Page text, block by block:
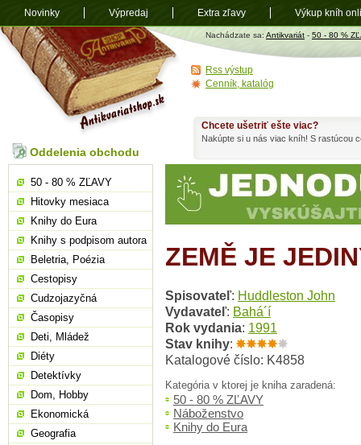
Antikvariát
shop.sk
Nachádzate sa: Antikvariát - 50 - 80 %
ZEMĚ JE
Spisovateľ: Huddleston John
Vydavateľ: Bahá´í
Rok vydania: 1991
Stav knihy:
Katalogové číslo: K4858
Kategória v ktorej je kniha zaradená:
50 - 80 % ZĽAVY
Náboženstvo
Knihy do Eura
Chcete ušetriť ešte viac?
Nakúpte si u nás viac kníh! S rastúcou
Oddelenia obchodu
50 - 80 % ZĽAVY
Hitovky mesiaca
Knihy do Eura
Knihy s podpisom autora
Beletria, Poézia
Cestopisy
Cudzojazyčná
Časopisy
Deti, Mládež
Diéty
Detektívky
Dom, Hobby
Ekonomická
Geografia
Rss výstup
Cenník, katalóg
Novinky Výpredaj Extra zľavy Výkup kníh